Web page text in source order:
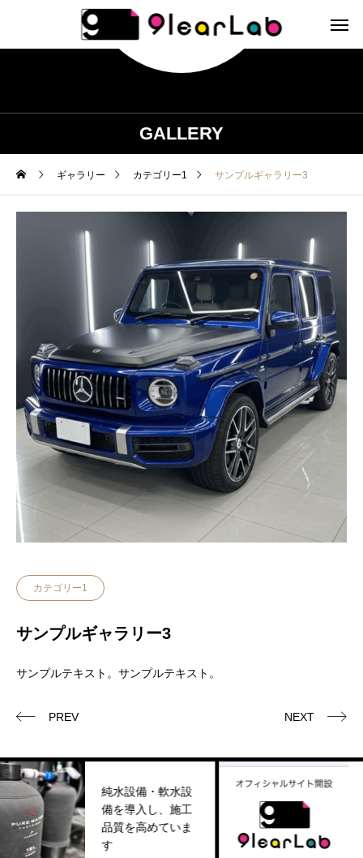
GALLERY
ギャラリー カテゴリー1 サンプルギャラリー3
カテゴリー1
サンプルギャラリー3
サンプルテキスト。サンプルテキスト。
PREV NEXT
純水設備・軟水設
備を導入し、施工
品質を高めていま
す
ホームペー
のお知らせ
2025.09.16